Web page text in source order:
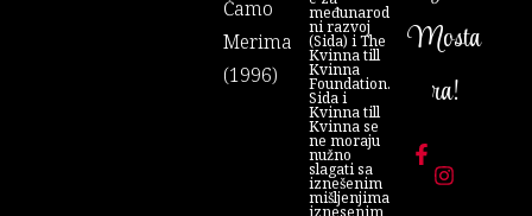
Čamo
Merima
(1996)
međunarod
ni razvoj
(Sida) i The
Kvinna till
Kvinna
Foundation.
Sida i
Kvinna till
Kvinna se
ne moraju
nužno
slagati sa
iznešenim
mišljenjima
iznesenim
Mosta
ra!